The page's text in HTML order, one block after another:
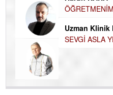
Harun KARA
ÖĞRETMENİM , HAKKINI
Uzman Klinik Psikolog
SEVGİ ASLA YETMEZ!